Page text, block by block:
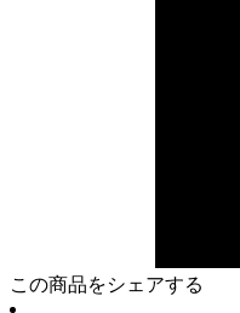
この商品をシェアする